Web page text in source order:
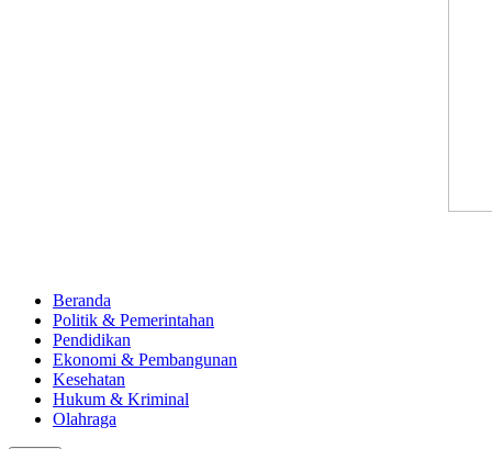
Beranda
Politik & Pemerintahan
Pendidikan
Ekonomi & Pembangunan
Kesehatan
Hukum & Kriminal
Olahraga